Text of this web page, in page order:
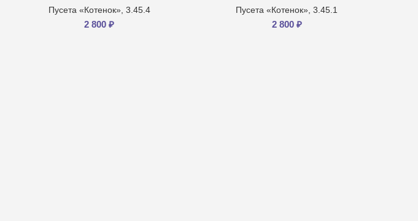
Пусета «Котенок», 3.45.4
2 800₽
Пусета «Котенок», 3.45.1
2 800 ₽